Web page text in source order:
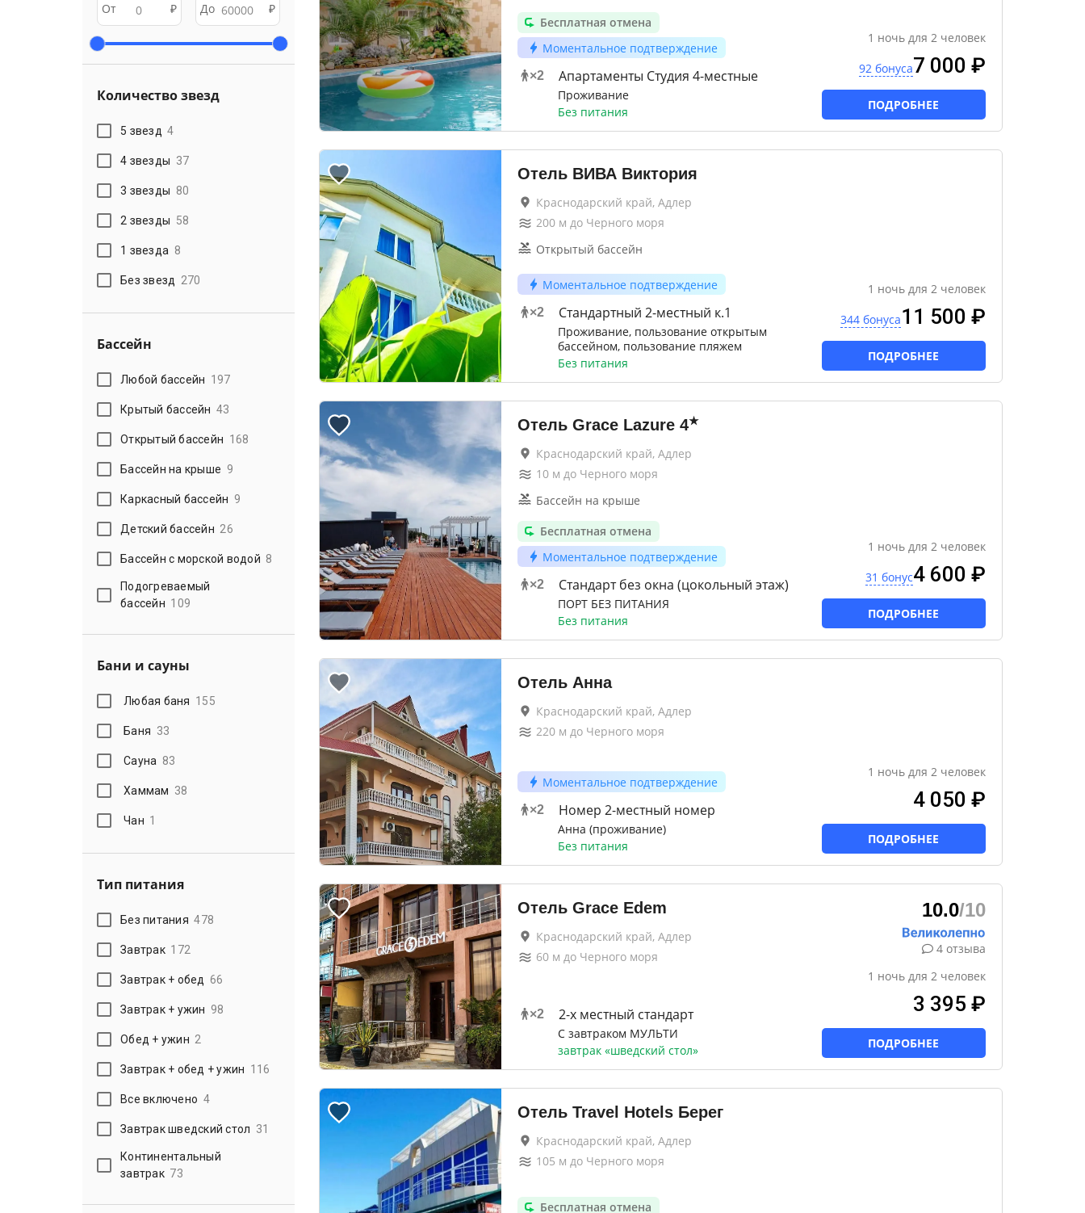
От ₽ До ₽
Количество звезд
5 звезд 4
4 звезды 37
3 звезды 80
2 звезды 58
1 звезда 8
Без звезд 270
Бассейн
Любой бассейн 197
Крытый бассейн 43
Открытый бассейн 168
Бассейн на крыше 9
Каркасный бассейн 9
Детский бассейн 26
Бассейн с морской водой 8
Подогреваемый
бассейн 109
Бани и сауны
Любая баня 155
Баня 33
Сауна 83
Хаммам 38
Чан 1
Тип питания
Без питания 478
Завтрак 172
Завтрак + обед 66
Завтрак + ужин 98
Обед + ужин 2
Завтрак + обед + ужин 116
Все включено 4
Завтрак шведский стол 31
Континентальный
завтрак 73
Бесплатная отмена
Моментальное подтверждение
×2 Апартаменты Студия 4-местные
Проживание
Без питания
1 ночь для 2 человек
92 бонуса7 000 ₽
ПОДРОБНЕЕ
Отель ВИВА Виктория
Краснодарский край, Адлер
200м до Черного моря
Открытый бассейн
Моментальное подтверждение
×2 Стандартный 2-местный к.1
Проживание, пользование открытым
бассейном, пользование пляжем
Без питания
1 ночь для 2 человек
344 бонуса11 500 ₽
ПОДРОБНЕЕ
Отель Grace Lazure 4★
Краснодарский край, Адлер
10м до Черного моря
Бассейн на крыше
Бесплатная отмена
Моментальное подтверждение
×2 Стандарт без окна (цокольный этаж)
ПОРТ БЕЗ ПИТАНИЯ
Без питания
1 ночь для 2 человек
31 бонус4 600 ₽
ПОДРОБНЕЕ
Отель Анна
Краснодарский край, Адлер
220м до Черного моря
Моментальное подтверждение
×2 Номер 2-местный номер
Анна (проживание)
Без питания
1 ночь для 2 человек
4 050 ₽
ПОДРОБНЕЕ
Отель Grace Edem
Краснодарский край, Адлер
60м до Черного моря
×2 2-x местный стандарт
С завтраком МУЛЬТИ
завтрак «шведский стол»
10.0/10
4 отзыва
1 ночь для 2 человек
3 395 ₽
ПОДРОБНЕЕ
Отель Travel Hotels Берег
Краснодарский край, Адлер
105 м до Черного моря
Бесплатная отмена